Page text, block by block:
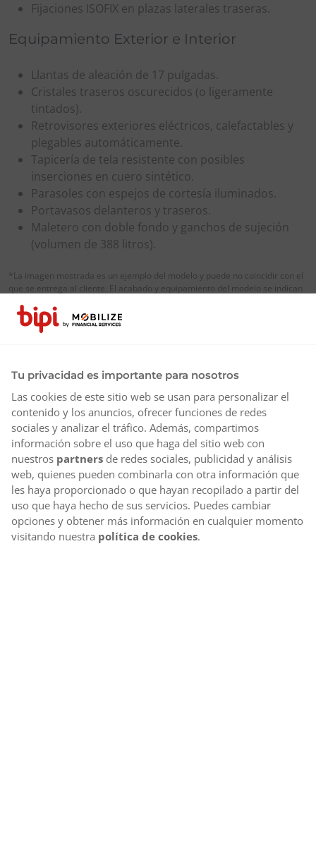
Fijaciones ISOFIX en plazas laterales traseras.
Equipamiento Exterior e Interior
Llantas de aleación de 17 pulgadas.
Cristales traseros oscurecidos (o ligeramente
tintados).
Retrovisores exteriores eléctricos, calefactables y
plegables automáticamente.
Tapicería de tela resistente con posibles
inserciones en cuero sintético.
Parasoles con espejos de cortesía iluminados.
Portavasos delanteros y traseros.
Maletero con doble fondo y ganchos de sujeción
(volumen de 388 litros).
*La imagen mostrada es un ejemplo del modelo y puede no coincidir con el
que se entrega al cliente. El acabado y equipamiento del modelo se indican
variaciones y, en consecuencia, no suponen oferta vinculante para BIPI. Es
posible que el vehículo no esté disponible en su ciudad.
Ventajas de suscribirte a Bipi
Seguro a todo riesgo Opción de entrega a domicilio
Vehículo de sustitución Km acumulables
Mantenimiento ITV e impuestos
Sustitución de neumáticos por desgaste
Conductores adicionales Asistencia en carretera 24/7
Tu privacidad es importante para nosotros
Las cookies de este sitio web se usan para personalizar el
contenido y los anuncios, ofrecer funciones de redes
sociales y analizar el tráfico. Además, compartimos
información sobre el uso que haga del sitio web con
nuestros partners de redes sociales, publicidad y análisis
web, quienes pueden combinarla con otra información que
les haya proporcionado o que hayan recopilado a partir del
uso que haya hecho de sus servicios. Puedes cambiar
opciones y obtener más información en cualquier momento
visitando nuestra política de cookies.